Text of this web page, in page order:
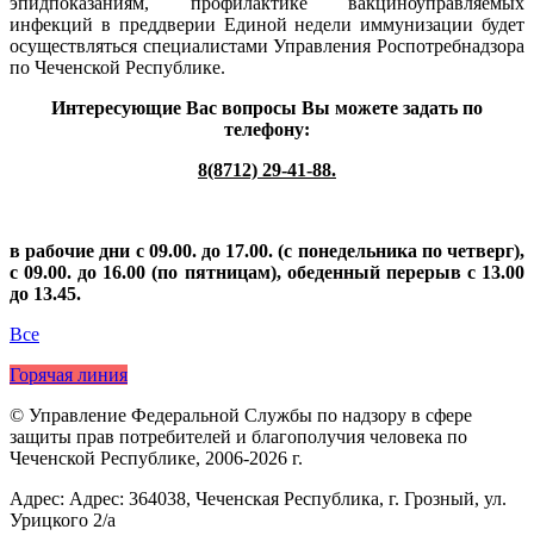
инфекций в преддверии Единой недели иммунизации будет
осуществляться специалистами Управления Роспотребнадзора
по Чеченской Республике.
Интересующие Вас вопросы Вы можете задать по
телефону:
8(8712) 29-41-88.
в рабочие дни с 09.00. до 17.00. (с понедельника по четверг),
с 09.00. до 16.00 (по пятницам), обеденный перерыв с 13.00
до 13.45.
Все
Горячая линия
© Управление Федеральной Службы по надзору в сфере
защиты прав потребителей и благополучия человека по
Чеченской Республике, 2006-2026 г.
Адрес: Адрес: 364038, Чеченская Республика, г. Грозный, ул.
Урицкого 2/а